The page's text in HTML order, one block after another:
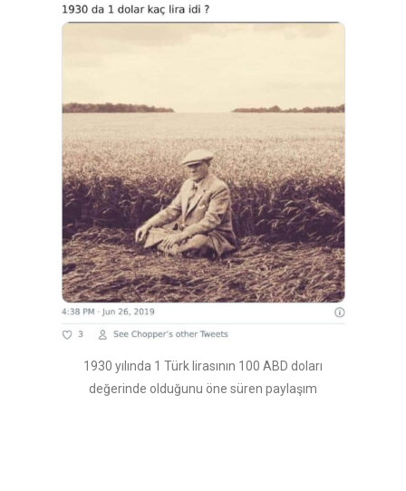
1930 yılında 1 Türk lirasının 100 ABD doları
değerinde olduğunu öne süren paylaşım